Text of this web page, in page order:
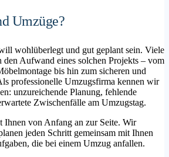
Umzüge?
wohlüberlegt und gut geplant sein. Viele
den Aufwand eines solchen Projekts – vom
bis hin zum sicheren und
professionelle Umzugsfirma kennen wir
unzureichende Planung, fehlende
Zwischenfälle am Umzugstag.
Ihnen von Anfang an zur Seite. Wir
jeden Schritt gemeinsam mit Ihnen
die bei einem Umzug anfallen.